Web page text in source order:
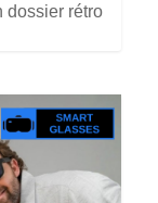
dossier rétro